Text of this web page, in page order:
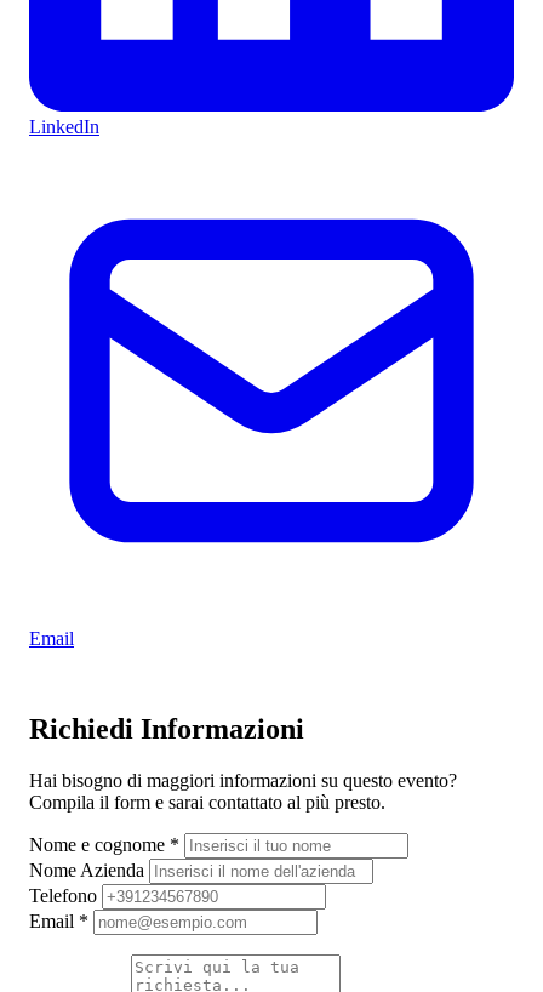
LinkedIn
Email
Richiedi Informazioni
Hai bisogno di maggiori informazioni su questo evento?
Compila il form e sarai contattato al più presto.
Nome e cognome *
Nome Azienda
Telefono
Email *